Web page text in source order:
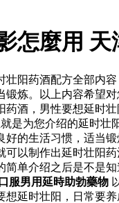
怎麼用
壮阳药酒配方全部内
锻炼。以上内容希望
药酒，男性要想延时
就是为您介绍的延时壮
好的生活习惯，适当
可以制作出延时壮阳
简单介绍之后是不是
口服男用延時助勃藥物
想延时壮阳，日常要